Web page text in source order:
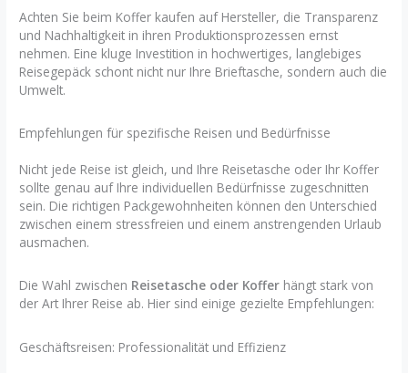
Achten Sie beim Koffer kaufen auf Hersteller, die Transparenz
und Nachhaltigkeit in ihren Produktionsprozessen ernst
nehmen. Eine kluge Investition in hochwertiges, langlebiges
Reisegepäck schont nicht nur Ihre Brieftasche, sondern auch die
Umwelt.
Empfehlungen für spezifische Reisen und Bedürfnisse
Nicht jede Reise ist gleich, und Ihre Reisetasche oder Ihr Koffer
sollte genau auf Ihre individuellen Bedürfnisse zugeschnitten
sein. Die richtigen Packgewohnheiten können den Unterschied
zwischen einem stressfreien und einem anstrengenden Urlaub
ausmachen.
Die Wahl zwischen Reisetasche oder Koffer hängt stark von
der Art Ihrer Reise ab. Hier sind einige gezielte Empfehlungen:
Geschäftsreisen: Professionalität und Effizienz